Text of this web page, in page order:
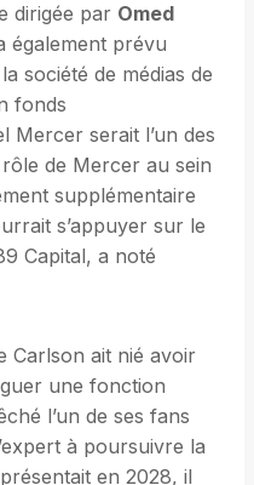
dirigée par Omed
également prévu
société de médias de
fonds
Mercer serait l’un des
de Mercer au sein
supplémentaire
s’appuyer sur le
Capital, a noté
Carlson ait nié avoir
une fonction
l’un de ses fans
à poursuivre la
en 2028, il